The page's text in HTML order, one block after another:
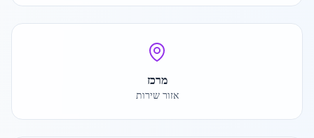
מרכז
אזור שירות